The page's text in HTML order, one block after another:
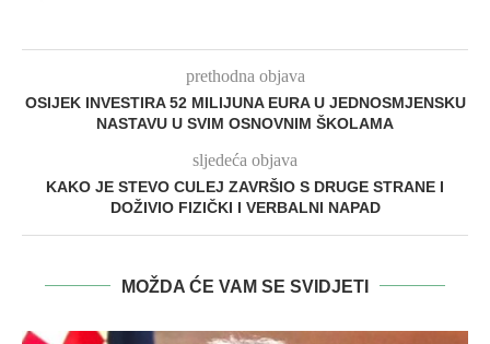
prethodna objava
OSIJEK INVESTIRA 52 MILIJUNA EURA U JEDNOSMJENSKU
NASTAVU U SVIM OSNOVNIM ŠKOLAMA
sljedeća objava
KAKO JE STEVO CULEJ ZAVRŠIO S DRUGE STRANE I
DOŽIVIO FIZIČKI I VERBALNI NAPAD
MOŽDA ĆE VAM SE SVIDJETI